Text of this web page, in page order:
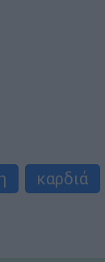
καρδιά